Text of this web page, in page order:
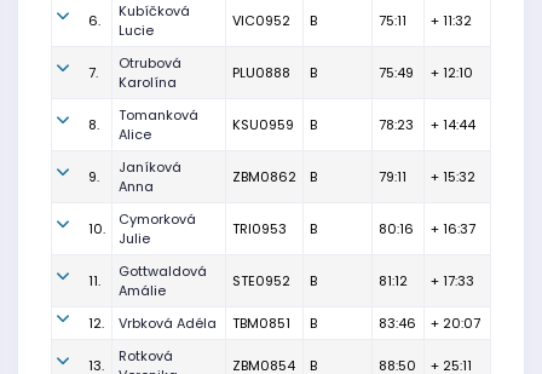
6.
Kubíčková
Lucie
VIC0952 B 75:11 + 11:32
7.
Otrubová
Karolína
PLU0888 B 75:49 + 12:10
8.
Tomanková
Alice
KSU0959 B 78:23 + 14:44
9.
Janíková
Anna
ZBM0862 B 79:11 + 15:32
10.
Cymorková
Julie
TRI0953 B 80:16 + 16:37
11.
Gottwaldová
Amálie
STE0952 B 81:12 + 17:33
12. Vrbková Adéla TBM0851 B 83:46 + 20:07
13.
Rotková
ZBM0854 B 88:50 + 25:11